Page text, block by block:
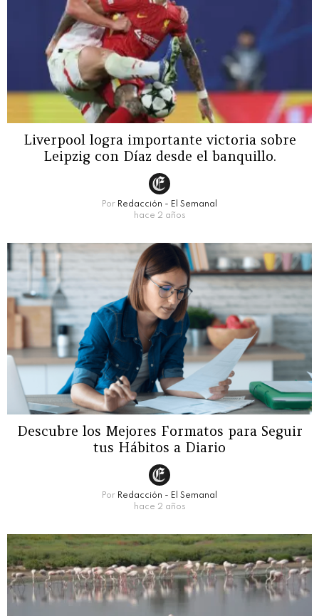
Liverpool logra importante victoria sobre
Leipzig con Díaz desde el banquillo.
Por Redacción - El Semanal
hace 2 años
Descubre los Mejores Formatos para Seguir
tus Hábitos a Diario
Por Redacción - El Semanal
hace 2 años